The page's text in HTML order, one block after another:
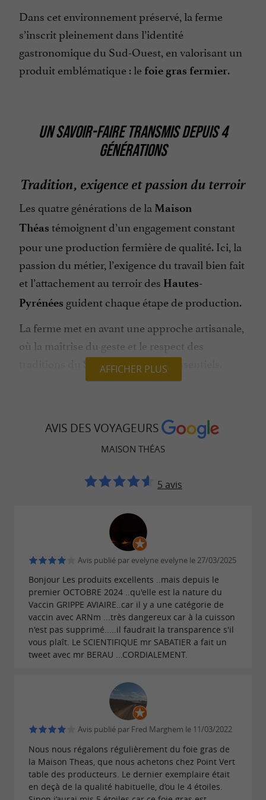
Dans cet environnement préservé, la ferme
s’inscrit pleinement dans l’identité
gastronomique du Sud-Ouest, en valorisant un
produit emblématique : le foie gras fermier.
UN SAVOIR-FAIRE TRANSMIS DEPUIS 4
GÉNÉRATIONS
Tradition, exigence et passion du terroir
Les quatre générations de la Maison
Théas témoignent d’un engagement constant
pour une production fermière de qualité. Ici, la
passion du métier, l’exigence du travail bien fait
et l’attachement au terroir des Hautes-
Pyrénées guident chaque étape de production.
La ferme met en avant une approche artisanale,
où la maîtrise du geste et le respect des
Sud-Ouestrestent essentiels.
UNE PRODUCTION MAÎTRISÉE DE A À Z
Du maïs de la ferme au foie gras fermier
L’originalité de laMaison Théasrepose sur une
Les canards sont sélectionnés dans le
, élevés avec soin, puis gavés
exclusivement avec le maïs cultivé sur
l’exploitation.
Ce maïs pousse sur une terre unique :
lesEnclaves des Hautes-Pyrénées, reconnues
pour la richesse de leur sol noir, non irrigué, et
leur capacité naturelle de régénération.
Ce circuit court garantit une traçabilité totale et
une qualité constante des produits.
UNE FERME ENGAGÉE POUR LA QUALITÉ
L’excellence du foie gras plutôt que la
AFFICHER PLUS
AVIS DES VOYAGEURS
MAISON THÉAS
5 avis
Avis publié par evelyne evelyne le 27/03/2025
Bonjour Les produits excellents ..mais depuis le
premier OCTOBRE 2024 ..qu'elle est la nature du
Vaccin GRIPPE AVIAIRE..car il y a une catégorie de
vaccin avec ARNm ...très dangereux car à la cuisson
n'est pas supprimé.....il faudrait la transparence s'il
vous plaît. Le SCIENTIFIQUE mr SABATIER a fait un
tweet avec mr BERAU ...CORDIALEMENT.
Avis publié par Fred Marghem le 11/03/2022
Nous nous régalons régulièrement du foie gras de
la Maison Theas, que nous achetons chez Point Vert
table des producteurs. Le dernier exemplaire était
en deçà de la qualité habituelle, d’ou le 4 étoiles.